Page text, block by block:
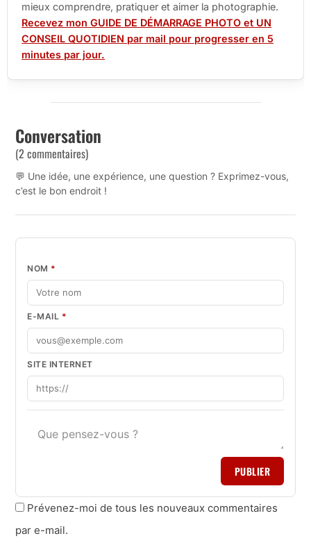
mieux comprendre, pratiquer et aimer la photographie.
Recevez mon GUIDE DE DÉMARRAGE PHOTO et UN
CONSEIL QUOTIDIEN par mail pour progresser en 5
minutes par jour.
Conversation
(2 commentaires)
💬 Une idée, une expérience, une question ? Exprimez-vous,
c’est le bon endroit !
NOM *
E-MAIL *
SITE INTERNET
PUBLIER
Prévenez-moi de tous les nouveaux commentaires
par e-mail.